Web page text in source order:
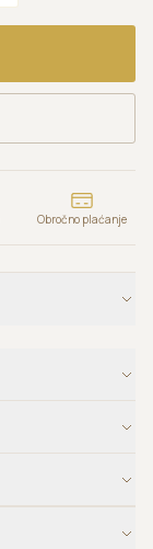
Obročno plaćanje